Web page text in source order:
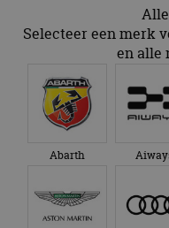
Selecteer een merk
en alle
Abarth